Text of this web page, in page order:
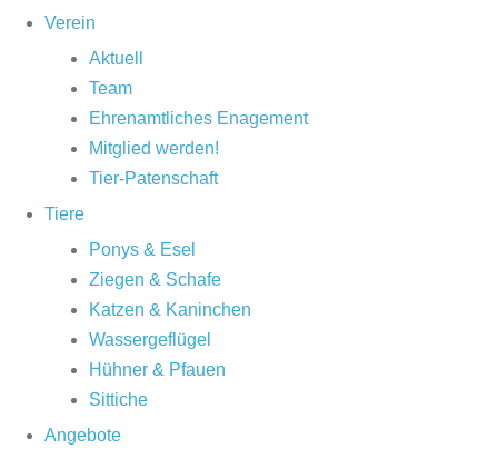
Verein
Aktuell
Team
Ehrenamtliches Enagement
Mitglied werden!
Tier-Patenschaft
Tiere
Ponys & Esel
Ziegen & Schafe
Katzen & Kaninchen
Wassergeflügel
Hühner & Pfauen
Sittiche
Angebote